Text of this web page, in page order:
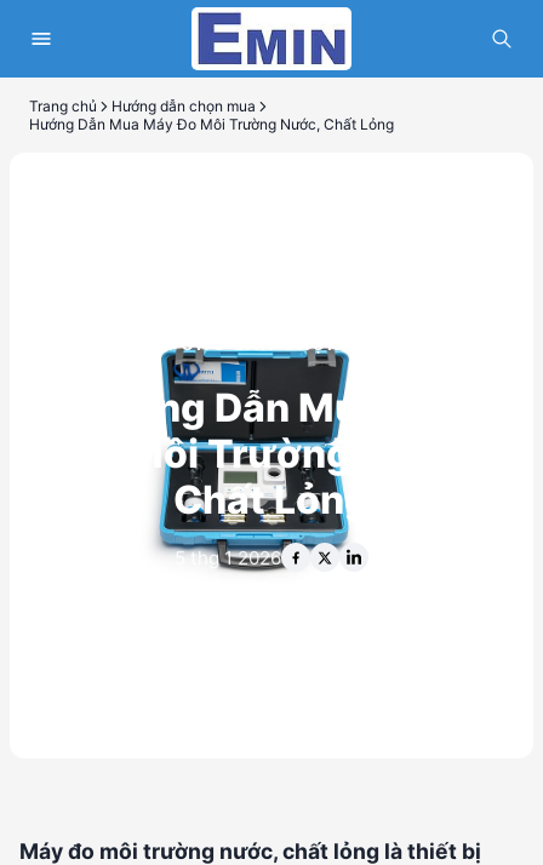
Trang chủ
Hướng dẫn chọn mua
Hướng Dẫn Mua Máy Đo Môi Trường Nước, Chất Lỏng
HƯỚNG DẪN CHỌN MUA
Hướng Dẫn Mua Máy
Đo Môi Trường Nước,
Chất Lỏng
5 thg 1 2026
Máy đo môi trường nước, chất lỏng là thiết bị